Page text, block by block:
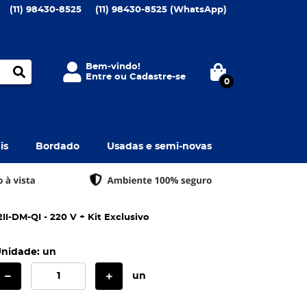
(11) 98430-8525 (11) 98430-8525 (WhatsApp)
Bem-vindo!
Entreou Cadastre-se 0
Bordado Usadas e semi-novas
DM-QI - 220 V + Kit Exclusivo
un
un